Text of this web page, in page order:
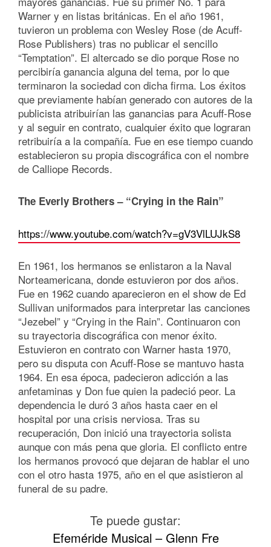
Warner y en listas británicas. En el año 1961,
tuvieron un problema con Wesley Rose (de Acuff-
Rose Publishers) tras no publicar el sencillo
“Temptation”. El altercado se dio porque Rose no
percibiría ganancia alguna del tema, por lo que
terminaron la sociedad con dicha firma. Los éxitos
que previamente habían generado con autores de la
publicista atribuirían las ganancias para Acuff-Rose
y al seguir en contrato, cualquier éxito que lograran
retribuiría a la compañía. Fue en ese tiempo cuando
establecieron su propia discográfica con el nombre
de Calliope Records.
The Everly Brothers – “Crying in the Rain”
https://www.youtube.com/watch?v=gV3VlLUJkS8
En 1961, los hermanos se enlistaron a la Naval
Norteamericana, donde estuvieron por dos años.
Fue en 1962 cuando aparecieron en el show de Ed
Sullivan uniformados para interpretar las canciones
“Jezebel” y “Crying in the Rain”. Continuaron con
su trayectoria discográfica con menor éxito.
Estuvieron en contrato con Warner hasta 1970,
pero su disputa con Acuff-Rose se mantuvo hasta
1964. En esa época, padecieron adicción a las
anfetaminas y Don fue quien la padeció peor. La
dependencia le duró 3 años hasta caer en el
hospital por una crisis nerviosa. Tras su
recuperación, Don inició una trayectoria solista
aunque con más pena que gloria. El conflicto entre
los hermanos provocó que dejaran de hablar el uno
con el otro hasta 1975, año en el que asistieron al
funeral de su padre.
Te puede gustar:
Efeméride Musical – Glenn Fre